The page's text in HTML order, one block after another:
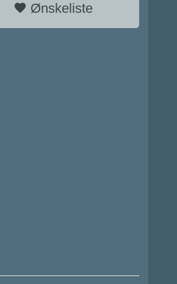
Ønskeliste